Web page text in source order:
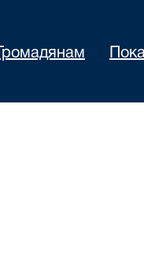
Громадянам